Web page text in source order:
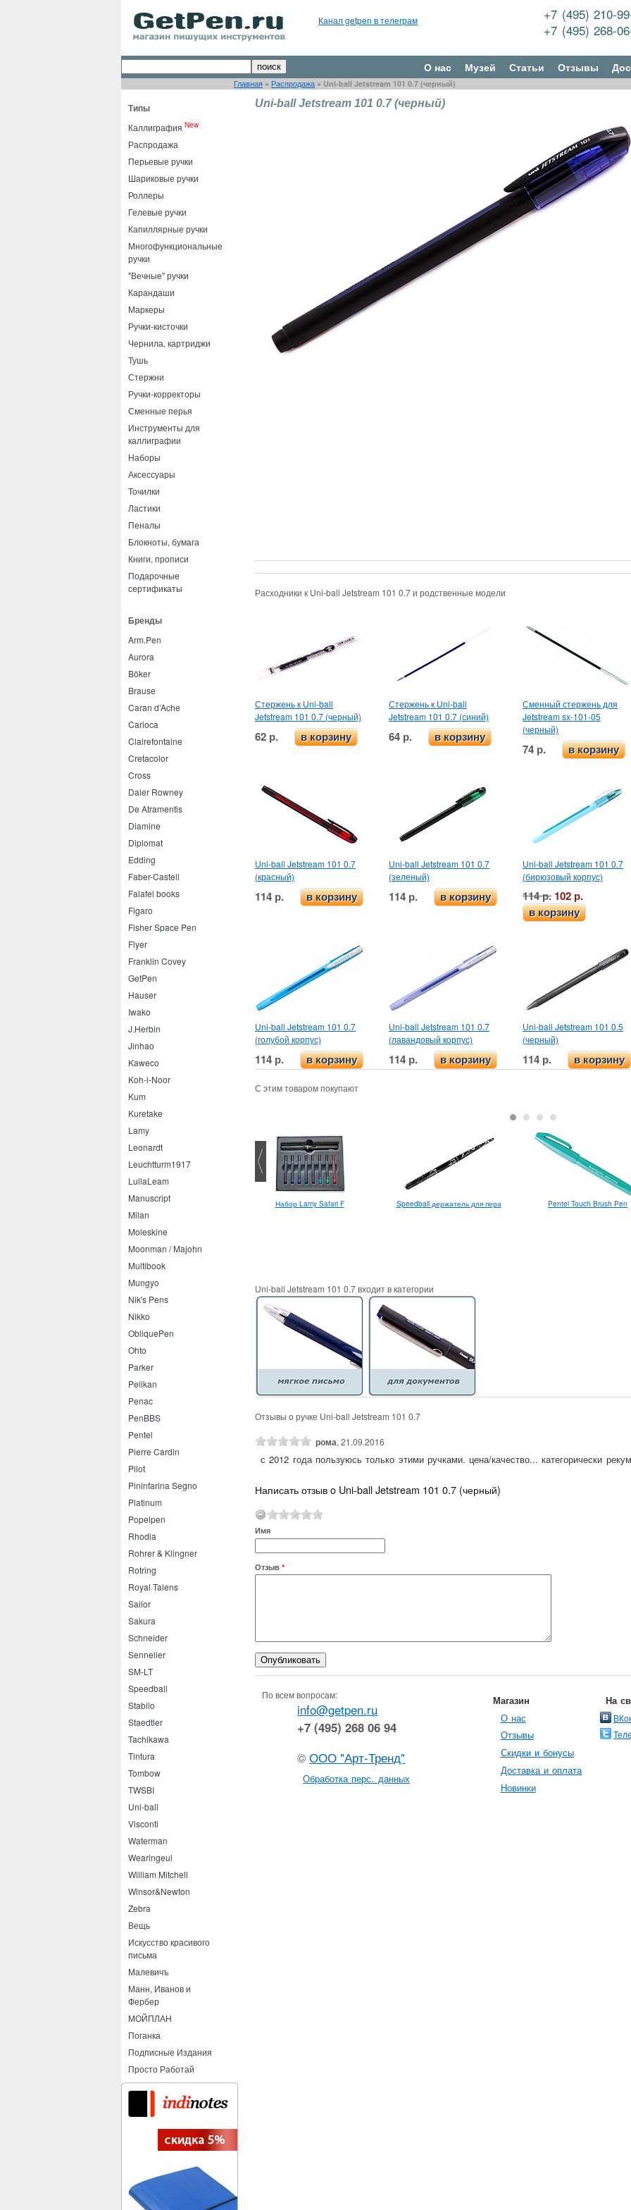
Канал getpen в телеграм +7 (495) 210-
+7 (495) 268-
О нас Музей Статьи Отзывы
Главная » Распродажа » Uni-ball Jetstream 101 0.7 (черный)
Типы
Каллиграфия New
Распродажа
Перьевые ручки
Шариковые ручки
Роллеры
Гелевые ручки
Капиллярные ручки
Многофункциональные
ручки
"Вечные" ручки
Карандаши
Маркеры
Ручки-кисточки
Чернила, картриджи
Тушь
Стержни
Ручки-корректоры
Сменные перья
Инструменты для
каллиграфии
Наборы
Аксессуары
Точилки
Ластики
Пеналы
Блокноты, бумага
Книги, прописи
Подарочные
сертификаты
Бренды
Arm.Pen
Aurora
Böker
Brause
Caran d’Ache
Carioca
Clairefontaine
Cretacolor
Cross
Daler Rowney
De Atramentis
Diamine
Diplomat
Edding
Faber-Castell
Falafel books
Figaro
Fisher Space Pen
Flyer
Franklin Covey
GetPen
Hauser
Iwako
J.Herbin
Jinhao
Kaweco
Koh-i-Noor
Kum
Kuretake
Lamy
Leonardt
Leuchtturm1917
LullaLeam
Manuscript
Milan
Moleskine
Moonman / Majohn
Multibook
Mungyo
Nik's Pens
Nikko
ObliquePen
Ohto
Parker
Pelikan
Penac
PenBBS
Pentel
Pierre Cardin
Pilot
Pininfarina Segno
Platinum
Popelpen
Rhodia
Rohrer & Klingner
Rotring
Royal Talens
Sailor
Sakura
Schneider
Sennelier
SM-LT
Speedball
Stabilo
Staedtler
Tachikawa
Tintura
Tombow
TWSBI
Uni-ball
Visconti
Waterman
Wearingeul
William Mitchell
Winsor&Newton
Zebra
Вещь
Искусство красивого
письма
Малевичъ
Манн, Иванов и
Фербер
МОЙПЛАН
Поганка
Подписные Издания
Просто Работай
Uni-ball Jetstream 101 0.7 (черный)
Расходники к Uni-ball Jetstream 101 0.7 и родственные модели
Стержень к Uni-ball
Jetstream 101 0.7 (черный)
62 р. в корзину
Стержень к Uni-ball
Jetstream 101 0.7 (синий)
64 р. в корзину
Сменный стержень для
Jetstream sx-101-05
(черный)
74 р. в корзину
Uni-ball Jetstream 101 0.7
(красный)
114 р. в корзину
Uni-ball Jetstream 101 0.7
(зеленый)
114 р. в корзину
Uni-ball Jetstream 101 0.7
(бирюзовый корпус)
114 р. 102 р.
в корзину
Uni-ball Jetstream 101 0.7
(голубой корпус)
114 р. в корзину
Uni-ball Jetstream 101 0.7
(лавандовый корпус)
114 р. в корзину
Uni-ball Jetstream 101 0.5
(черный)
114 р. в корзину
С этим товаром покупают
Stabilo Performer+ XF Набор Lamy Safari F Speedball держатель для пера Pentel Touch Brush Pen
Uni-ball Jetstream 101 0.7 входит в категории
Отзывы o ручке Uni-ball Jetstream 101 0.7
рома, 21.09.2016
с 2012 года пользуюсь только этими ручками. цена/качество... категорически
Написать отзыв o Uni-ball Jetstream 101 0.7 (черный)
Имя
Отзыв *
По всем вопросам:
info@getpen.ru
+7 (495) 268 06 94
©ООО "Арт-Тренд"
Обработка перс. данных
Магазин
О нас
Отзывы
Скидки и бонусы
Доставка и оплата
Новинки
На